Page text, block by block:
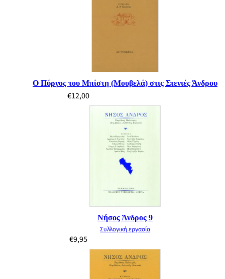
Ο Πύργος του Μπίστη (Μουβελά) στις Στενιές Άνδρου
€12,00
Νήσος Άνδρος 9
Συλλογική εργασία
€9,95